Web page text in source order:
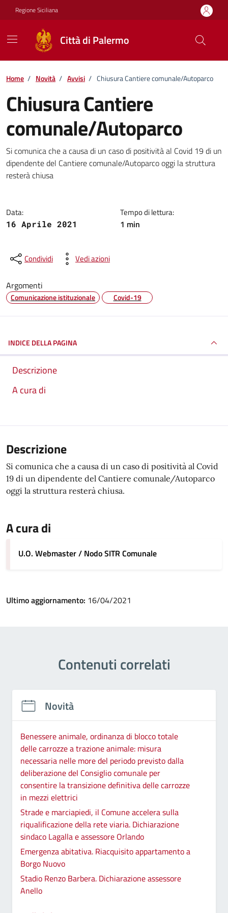
Vai ai contenuti
Vai al footer
Regione Siciliana
Città di Palermo
Home / Novità / Avvisi / Chiusura Cantiere comunale/Autoparco
Chiusura Cantiere
comunale/Autoparco
Dettagli della notizia
Si comunica che a causa di un caso di positività al Covid 19 di un
dipendente del Cantiere comunale/Autoparco oggi la struttura
resterà chiusa
Data:
16 Aprile 2021
Tempo di lettura:
1 min
Condividi Vedi azioni
Argomenti
Comunicazione istituzionale Covid-19
INDICE DELLA PAGINA
Descrizione
A cura di
Descrizione
Si comunica che a causa di un caso di positività al Covid
19 di un dipendente del Cantiere comunale/Autoparco
oggi la struttura resterà chiusa.
A cura di
U.O. Webmaster / Nodo SITR Comunale
Ultimo aggiornamento: 16/04/2021
Contenuti correlati
Novità
Benessere animale, ordinanza di blocco totale
delle carrozze a trazione animale: misura
necessaria nelle more del periodo previsto dalla
deliberazione del Consiglio comunale per
consentire la transizione definitiva delle carrozze
in mezzi elettrici
Strade e marciapiedi, il Comune accelera sulla
riqualificazione della rete viaria. Dichiarazione
sindaco Lagalla e assessore Orlando
Emergenza abitativa. Riacquisito appartamento a
Borgo Nuovo
Stadio Renzo Barbera. Dichiarazione assessore
Anello